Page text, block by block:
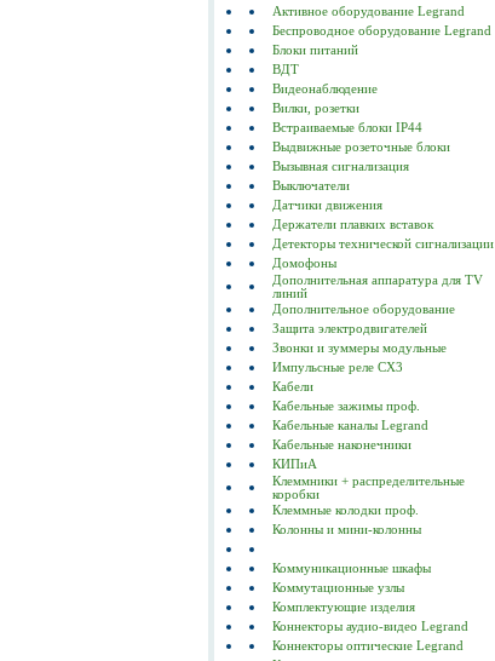
Активное оборудование Legrand
Беспроводное оборудование Legrand
Блоки питаний
ВДТ
Видеонаблюдение
Вилки, розетки
Встраиваемые блоки IP44
Выдвижные розеточные блоки
Вызывная сигнализация
Выключатели
Датчики движения
Держатели плавких вставок
Детекторы технической сигнализации
Домофоны
Дополнительная аппаратура для TV
линий
Дополнительное оборудование
Защита электродвигателей
Звонки и зуммеры модульные
Импульсные реле CX3
Кабели
Кабельные зажимы проф.
Кабельные каналы Legrand
Кабельные наконечники
КИПиА
Клеммники + распределительные
коробки
Клеммные колодки проф.
Колонны и мини-колонны
Коммуникационные шкафы
Коммутационные узлы
Комплектующие изделия
Коннекторы аудио-видео Legrand
Коннекторы оптические Legrand